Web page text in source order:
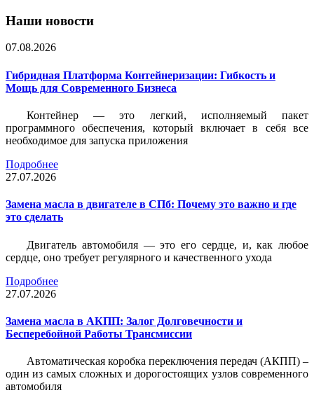
Наши новости
07.08.2026
Гибридная Платформа Контейнеризации: Гибкость и
Мощь для Современного Бизнеса
Контейнер — это легкий, исполняемый пакет
программного обеспечения, который включает в себя все
необходимое для запуска приложения
Подробнее
27.07.2026
Замена масла в двигателе в СПб: Почему это важно и где
это сделать
Двигатель автомобиля — это его сердце, и, как любое
сердце, оно требует регулярного и качественного ухода
Подробнее
27.07.2026
Замена масла в АКПП: Залог Долговечности и
Бесперебойной Работы Трансмиссии
Автоматическая коробка переключения передач (АКПП) –
один из самых сложных и дорогостоящих узлов современного
автомобиля